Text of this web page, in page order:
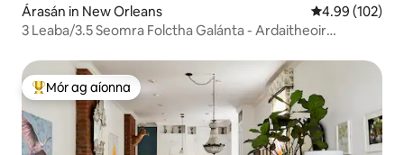
Árasán in New Orleans Meánrátáil
4.99 (102)
3 Leaba/3.5 Seomra Folctha Galánta - Ardaitheoir
An-mhór ag aíonna
Mór ag aíonna